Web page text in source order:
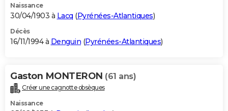
Naissance
30/04/1903 à Lacq (Pyrénées-Atlantiques)
Décès
16/11/1994 à Denguin (Pyrénées-Atlantiques)
Gaston MONTERON (61 ans)
Créer une cagnotte obsèques
Naissance